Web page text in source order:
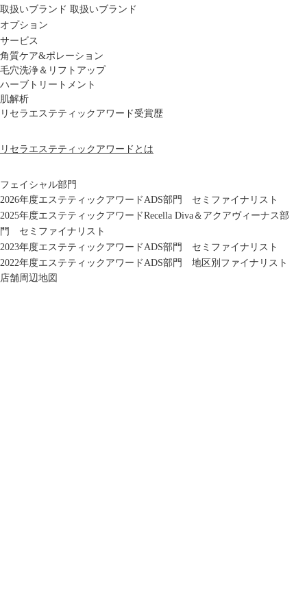
取扱いブランド 取扱いブランド
オプション
サービス
角質ケア&ポレーション
毛穴洗浄＆リフトアップ
ハーブトリートメント
肌解析
リセラエステティックアワード受賞歴
リセラエステティックアワードとは
フェイシャル部門
2026年度エステティックアワードADS部門 セミファイナリスト
2025年度エステティックアワードRecella Diva＆アクアヴィーナス部
門 セミファイナリスト
2023年度エステティックアワードADS部門 セミファイナリスト
2022年度エステティックアワードADS部門 地区別ファイナリスト
店舗周辺地図